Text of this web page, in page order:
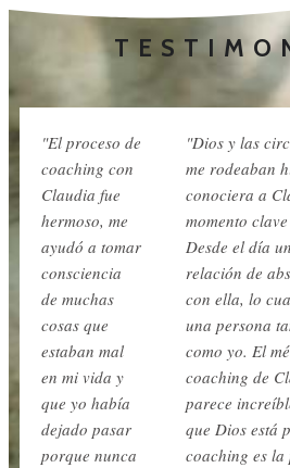
"El proceso de
coaching con
Claudia fue
hermoso, me
ayudó a tomar
consciencia
de muchas
cosas que
estaban mal
en mi vida y
que yo había
dejado pasar
porque nunca
"Dios y las
me rodeaban
conociera a
momento
Desde el día
relación de
con ella, lo
una persona
como yo. El
coaching de
parece
que Dios está
coaching es